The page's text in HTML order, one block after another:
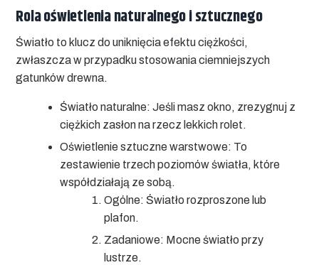
Rola oświetlenia naturalnego i sztucznego
Światło to klucz do uniknięcia efektu ciężkości,
zwłaszcza w przypadku stosowania ciemniejszych
gatunków drewna.
Światło naturalne: Jeśli masz okno, zrezygnuj z
ciężkich zasłon na rzecz lekkich rolet.
Oświetlenie sztuczne warstwowe: To
zestawienie trzech poziomów światła, które
współdziałają ze sobą.
Ogólne: Światło rozproszone lub
plafon.
Zadaniowe: Mocne światło przy
lustrze.